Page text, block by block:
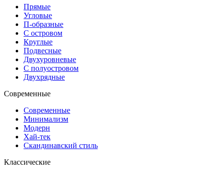
Прямые
Угловые
П-образные
С островом
Круглые
Подвесные
Двухуровневые
С полуостровом
Двухрядные
Современные
Современные
Минимализм
Модерн
Хай-тек
Скандинавский стиль
Классические